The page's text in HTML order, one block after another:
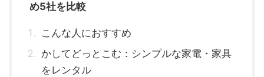
め5社を比較
こんな人におすすめ
かしてどっとこむ：シンプルな家電・家具
をレンタル